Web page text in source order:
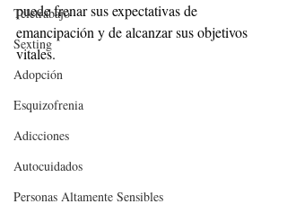
Teletrabajo
Sexting
Adopción
Esquizofrenia
Adicciones
Autocuidados
Personas Altamente Sensibles
puede frenar sus expectativas de
emancipación y de alcanzar sus objetivos
vitales.